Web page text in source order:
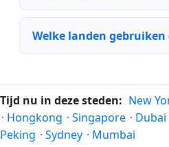
Welke landen gebruiken
Tijd nu in deze steden: New
· Hongkong · Singapore · Dubai
Peking · Sydney · Mumbai